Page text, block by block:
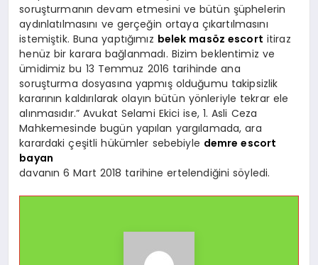
soruşturmanın devam etmesini ve bütün şüphelerin
aydınlatılmasını ve gerçeğin ortaya çıkartılmasını
istemiştik. Buna yaptığımız belek masöz escort itiraz
henüz bir karara bağlanmadı. Bizim beklentimiz ve
ümidimiz bu 13 Temmuz 2016 tarihinde ana
soruşturma dosyasına yapmış olduğumu takipsizlik
kararının kaldırılarak olayın bütün yönleriyle tekrar ele
alınmasıdır.” Avukat Selami Ekici ise, 1. Asli Ceza
Mahkemesinde bugün yapılan yargılamada, ara
karardaki çeşitli hükümler sebebiyle demre escort
bayan
davanın 6 Mart 2018 tarihine ertelendiğini söyledi.